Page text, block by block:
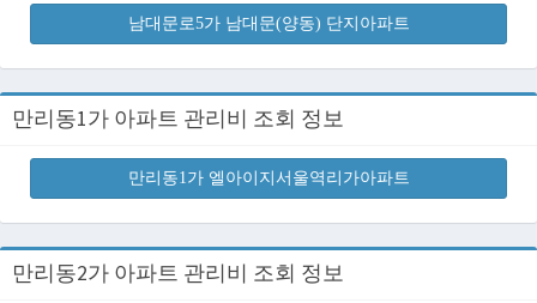
남대문로5가 남대문(양동) 단지아파트
만리동1가 아파트 관리비 조회 정보
만리동1가 엘아이지서울역리가아파트
만리동2가 아파트 관리비 조회 정보